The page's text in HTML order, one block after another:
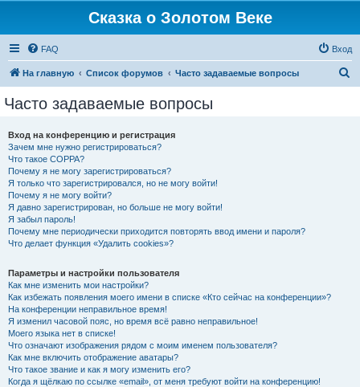
Сказка о Золотом Веке
FAQ Вход
На главную Список форумов Часто задаваемые вопросы
Часто задаваемые вопросы
Вход на конференцию и регистрация
Зачем мне нужно регистрироваться?
Что такое COPPA?
Почему я не могу зарегистрироваться?
Я только что зарегистрировался, но не могу войти!
Почему я не могу войти?
Я давно зарегистрирован, но больше не могу войти!
Я забыл пароль!
Почему мне периодически приходится повторять ввод имени и пароля?
Что делает функция «Удалить cookies»?
Параметры и настройки пользователя
Как мне изменить мои настройки?
Как избежать появления моего имени в списке «Кто сейчас на конференции»?
На конференции неправильное время!
Я изменил часовой пояс, но время всё равно неправильное!
Моего языка нет в списке!
Что означают изображения рядом с моим именем пользователя?
Как мне включить отображение аватары?
Что такое звание и как я могу изменить его?
Когда я щёлкаю по ссылке «email», от меня требуют войти на конференцию!